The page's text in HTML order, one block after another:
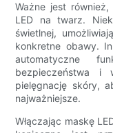
Ważne jest
LED na twarz.
świetlnej,
konkretne obawy.
automatyczne
bezpieczeństwa
pielęgnację skóry,
najważniejsze.
Włączając maskę